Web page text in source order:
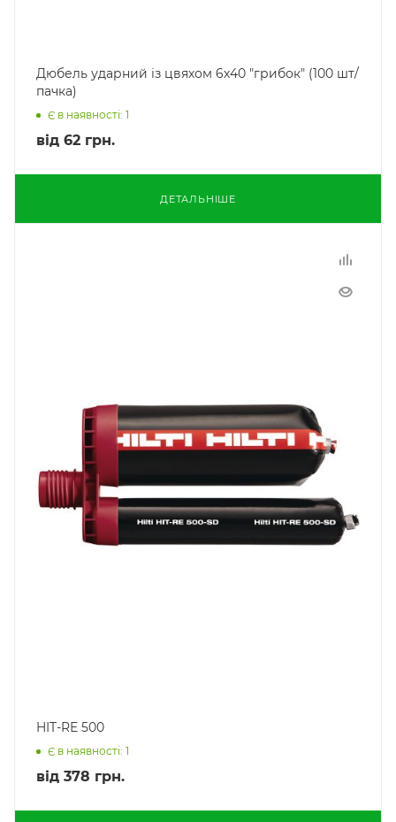
Дюбель ударний із цвяхом 6х40 "грибок" (100 шт/
пачка)
Є в наявності: 1
від 62 грн.
ДЕТАЛЬНІШЕ
HIT-RE 500
Є в наявності: 1
від 378 грн.